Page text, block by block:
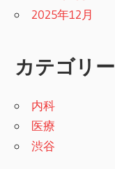
2025年12月
カテゴリー
内科
医療
渋谷